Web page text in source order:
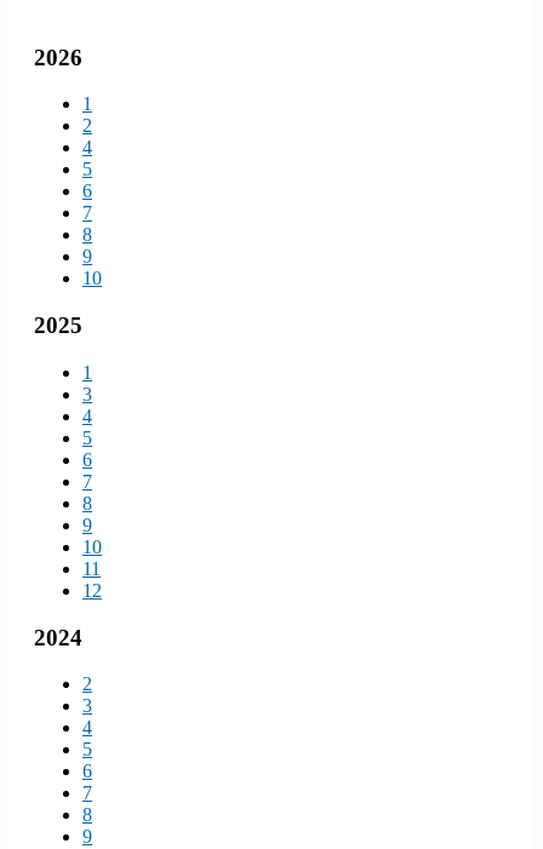
2026
1
2
4
5
6
7
8
9
10
2025
1
3
4
5
6
7
8
9
10
11
12
2024
2
3
4
5
6
7
8
9